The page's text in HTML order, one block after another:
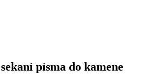
písma do kamene